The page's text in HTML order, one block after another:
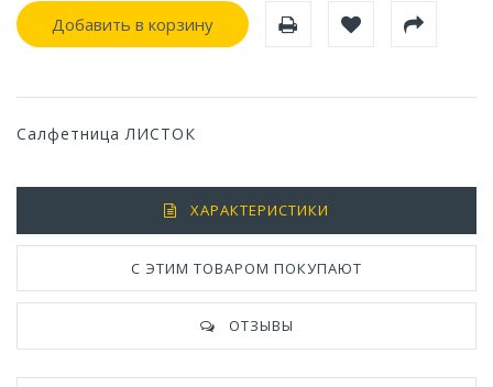
Добавить в корзину
Салфетница ЛИСТОК
ХАРАКТЕРИСТИКИ
С ЭТИМ ТОВАРОМ ПОКУПАЮТ
ОТЗЫВЫ